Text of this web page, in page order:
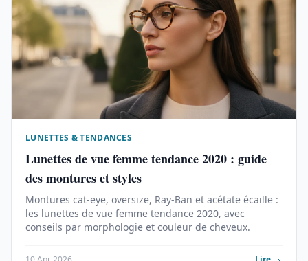
LUNETTES & TENDANCES
Lunettes de vue femme tendance 2020 : guide
des montures et styles
Montures cat-eye, oversize, Ray-Ban et acétate écaille :
les lunettes de vue femme tendance 2020, avec
conseils par morphologie et couleur de cheveux.